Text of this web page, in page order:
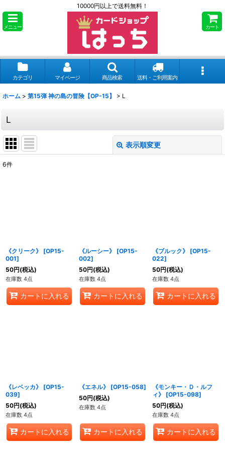
10000円以上で送料無料！
メニュー カート
カテゴリ マイページ 商品検索 送料・ご利用案内
ホーム > 第15弾 神の島の冒険【OP-15】 > L
L
表示順変更
6件
《クリーク》 [OP15-
001]
50円(税込)
在庫数 4点
カートに入れる
《ルーシー》 [OP15-
002]
50円(税込)
在庫数 4点
カートに入れる
《ブルック》 [OP15-
022]
50円(税込)
在庫数 4点
カートに入れる
《レベッカ》 [OP15-
039]
50円(税込)
在庫数 4点
カートに入れる
《エネル》 [OP15-058]
50円(税込)
在庫数 4点
カートに入れる
《モンキー・Ｄ・ルフ
ィ》
[OP15-098]
50円(税込)
在庫数 4点
カートに入れる